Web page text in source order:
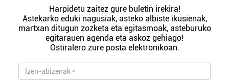
Harpidetu zaitez gure buletin irekira!
Astekarko eduki nagusiak, asteko albiste ikusienak,
martxan ditugun zozketa eta egitasmoak, asteburuko
egitarauen agenda eta askoz gehiago!
Ostiralero zure posta elektronikoan.